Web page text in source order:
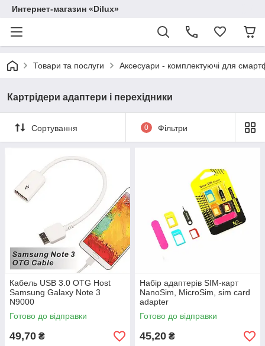
Интернет-магазин «Dilux»
Товари та послуги Аксесуари - комплектуючі для
Картрідери адаптери і перехідники
Сортування 0 Фільтри
Кабель USB 3.0 OTG Host
Samsung Galaxy Note 3
N9000
Готово до відправки
49,70 ₴
Набір адаптерів SIM-карт
NanoSim, MicroSim, sim card
adapter
Готово до відправки
45,20 ₴